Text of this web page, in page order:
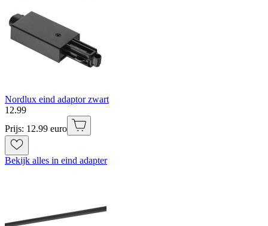
Nordlux eind adaptor zwart
12.99
Prijs: 12.99 euro
Bekijk alles in eind adapter